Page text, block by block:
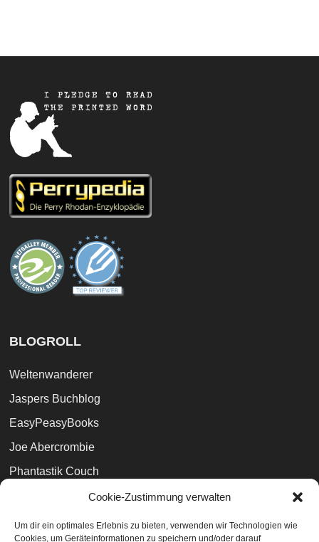
Cookie-Zustimmung verwalten
Um dir ein optimales Erlebnis zu bieten, verwenden wir Technologien wie
Cookies, um Geräteinformationen zu speichern und/oder darauf
BLOGROLL
Weltenwanderer
Jaspers Buchblog
EasyPeasyBooks
Joe Abercrombie
Phantastik Couch
Marc Simonetti (Künstler)